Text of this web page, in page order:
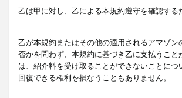
乙は甲に対し、乙による本規約遵守を確認す
乙が本規約またはその他の適用されるアマゾ
否かを問わず、本規約に基づき乙に支払うこ
は、紹介料を受け取ることができないことに
回復できる権利を損なうこともありません。